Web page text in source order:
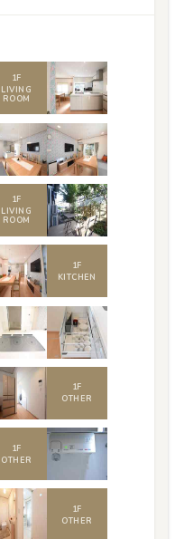
運営者
1F
LIVING
ROOM
1F
LIVING
ROOM
1F
KITCHEN
1F
OTHER
1F
OTHER
1F
OTHER